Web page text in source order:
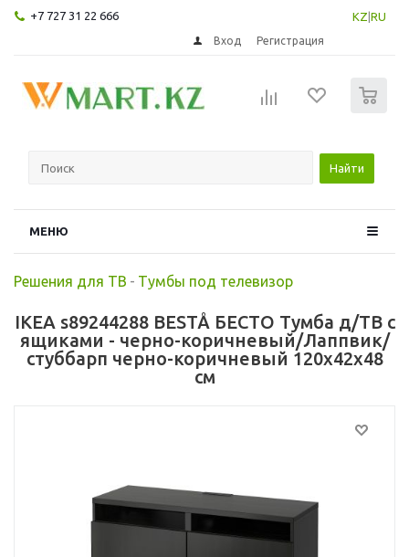
+7 727 31 22 666 KZ RU
Вход Регистрация
Найти
МЕНЮ
Решения для ТВ - Тумбы под телевизор
IKEA s89244288 BESTÅ БЕСТО Тумба д/ТВ с
ящиками - черно-коричневый/Лаппвик/
стуббарп черно-коричневый 120x42x48
см